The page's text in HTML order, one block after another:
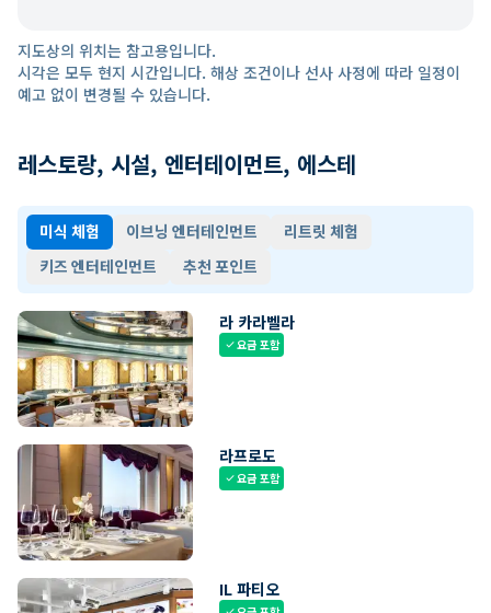
지도상의 위치는 참고용입니다.
시각은 모두 현지 시간입니다. 해상 조건이나 선사 사정에 따라 일정이
예고 없이 변경될 수 있습니다.
레스토랑, 시설, 엔터테이먼트, 에스테
미식 체험 이브닝 엔터테인먼트
리트릿 체험
키즈 엔터테인먼트
추천 포인트
라 카라벨라
check요금 포함
라프로도
check요금 포함
IL 파티오